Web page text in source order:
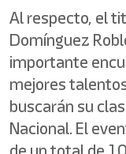
Al respecto, el
Domínguez
importante
mejores
buscarán su
Nacional. El